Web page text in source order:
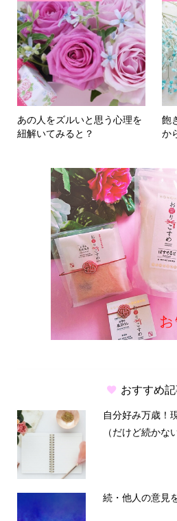
あの人をズルいと思う心理を
紐解いてみると？
飽
か
おすすめ
自分好み万歳！
（だけど続かな
続・他人の意見